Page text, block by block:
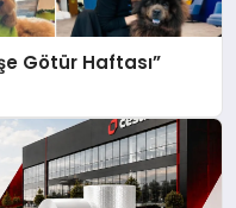
Götür Haftası”